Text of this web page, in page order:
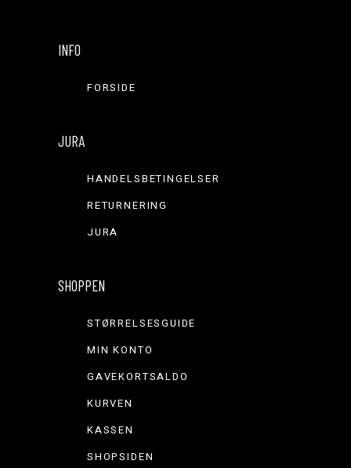
INFO
FORSIDE
JURA
HANDELSBETINGELSER
RETURNERING
JURA
SHOPPEN
STØRRELSESGUIDE
MIN KONTO
GAVEKORTSALDO
KURVEN
KASSEN
SHOPSIDEN